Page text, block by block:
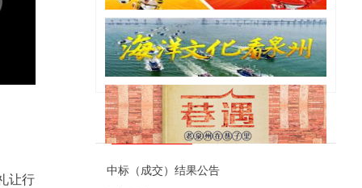
让行
便民资讯
中标（成交）结果公告